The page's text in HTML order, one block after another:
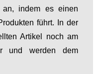
an, indem es einen
führt. In der
Artikel noch am
und werden dem